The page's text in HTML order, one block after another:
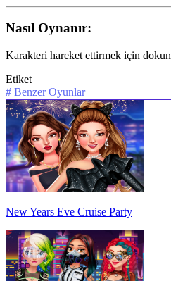
Nasıl Oynanır:
Karakteri hareket ettirmek için
Etiket
# Benzer Oyunlar
New Years Eve Cruise Party